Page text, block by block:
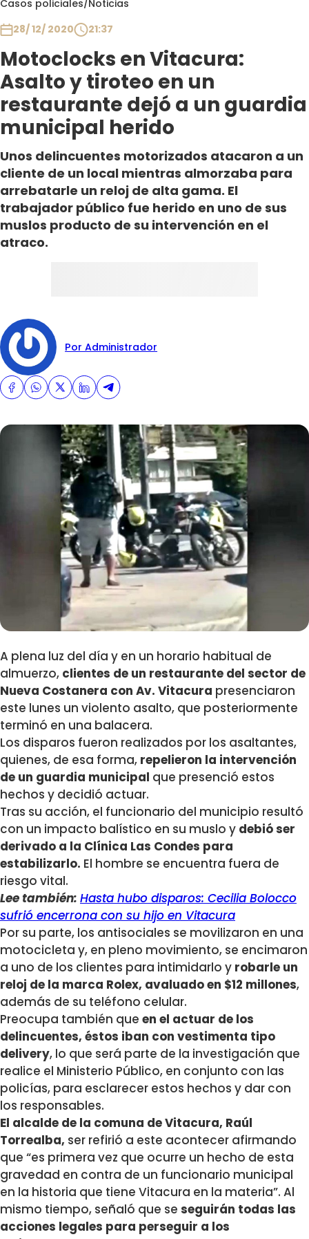
Casos policiales/Noticias
28/ 12/ 2020
21:37
Motoclocks en Vitacura:
Asalto y tiroteo en un
restaurante dejó a un guardia
municipal herido
Unos delincuentes motorizados atacaron a un
cliente de un local mientras almorzaba para
arrebatarle un reloj de alta gama. El
trabajador público fue herido en uno de sus
muslos producto de su intervención en el
atraco.
Por Administrador
A plena luz del día y en un horario habitual de
almuerzo, clientes de un restaurante del sector de
Nueva Costanera con Av. Vitacura presenciaron
este lunes un violento asalto, que posteriormente
terminó en una balacera.
Los disparos fueron realizados por los asaltantes,
quienes, de esa forma, repelieron la intervención
de un guardia municipal que presenció estos
hechos y decidió actuar.
Tras su acción, el funcionario del municipio resultó
con un impacto balístico en su muslo y debió ser
derivado a la Clínica Las Condes para
estabilizarlo. El hombre se encuentra fuera de
riesgo vital.
Lee también: Hasta hubo disparos: Cecilia Bolocco
sufrió encerrona con su hijo en Vitacura
Por su parte, los antisociales se movilizaron en una
motocicleta y, en pleno movimiento, se encimaron
a uno de los clientes para intimidarlo y robarle un
reloj de la marca Rolex, avaluado en $12 millones,
además de su teléfono celular.
Preocupa también que en el actuar de los
delincuentes, éstos iban con vestimenta tipo
delivery, lo que será parte de la investigación que
realice el Ministerio Público, en conjunto con las
policías, para esclarecer estos hechos y dar con
los responsables.
El alcalde de la comuna de Vitacura, Raúl
Torrealba, ser refirió a este acontecer afirmando
que “es primera vez que ocurre un hecho de esta
gravedad en contra de un funcionario municipal
en la historia que tiene Vitacura en la materia”. Al
mismo tiempo, señaló que se seguirán todas las
acciones legales para perseguir a los
Club De La Comedia
Contigo en Directo
Plan Perfecto
El Tiempo
Sabingo
Todos Los Programas